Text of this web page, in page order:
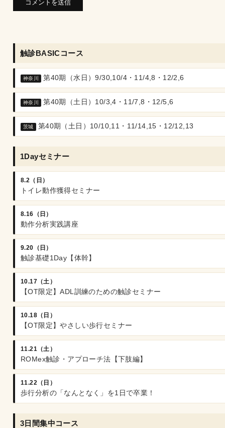
触診BASICコース
神奈川 第40期（水日）9/30,10/4・11/4,8・12/2,6
神奈川 第40期（土日）10/3,4・11/7,8・12/5,6
茨城 第40期（土日）10/10,11・11/14,15・12/12,13
1Dayセミナー
8.2（日）
トイレ動作獲得セミナー
8.16（日）
動作分析実践講座
9.20（日）
触診基礎1Day【体幹】
10.17（土）
【OT限定】ADL訓練のための触診セミナー
10.18（日）
【OT限定】やさしい歩行セミナー
11.21（土）
ROMex触診・アプローチ法【下肢編】
11.22（日）
歩行分析の「なんとなく」を1日で卒業！
3日間集中コース